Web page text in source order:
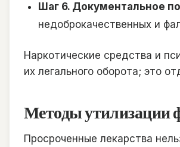
Шаг 6. Документальное
недоброкачественных и
Наркотические средства и
их легального оборота; это
Методы утилизации
Просроченные лекарства